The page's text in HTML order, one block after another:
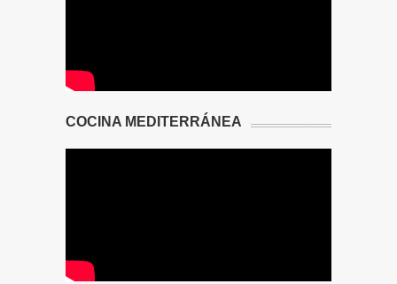
COCINA MEDITERRÁNEA